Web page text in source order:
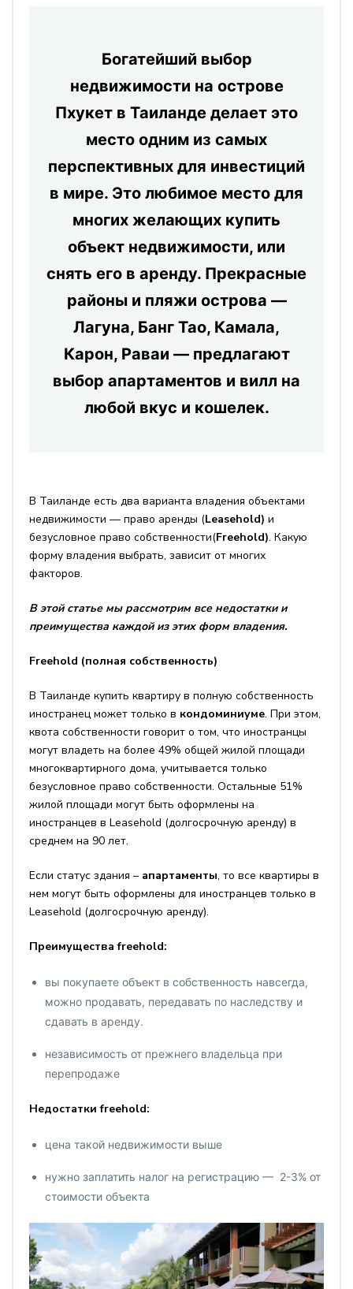
Богатейший выбор
недвижимости на острове
Пхукет в Таиланде делает это
место одним из самых
перспективных для инвестиций
в мире. Это любимое место для
многих желающих купить
объект недвижимости, или
снять его в аренду. Прекрасные
районы и пляжи острова —
Лагуна, Банг Тао, Камала,
Карон, Раваи — предлагают
выбор апартаментов и вилл на
любой вкус и кошелек.
В Таиланде есть два варианта владения объектами
недвижимости — право аренды (Leasehold) и
безусловное право собственности(Freehold). Какую
форму владения выбрать, зависит от многих
факторов.
В этой статье мы рассмотрим все недостатки и
преимущества каждой из этих форм владения.
Freehold (полная собственность)
В Таиланде купить квартиру в полную собственность
иностранец может только в кондоминиуме. При этом,
квота собственности говорит о том, что иностранцы
могут владеть на более 49% общей жилой площади
многоквартирного дома, учитывается только
безусловное право собственности. Остальные 51%
жилой площади могут быть оформлены на
иностранцев в Leasehold (долгосрочную аренду) в
среднем на 90 лет.
Если статус здания – апартаменты, то все квартиры в
нем могут быть оформлены для иностранцев только в
Leasehold (долгосрочную аренду).
Преимущества freehold:
вы покупаете объект в собственность навсегда,
можно продавать, передавать по наследству и
сдавать в аренду.
независимость от прежнего владельца при
перепродаже
Недостатки freehold:
цена такой недвижимости выше
нужно заплатить налог на регистрацию — 2-3% от
стоимости объекта